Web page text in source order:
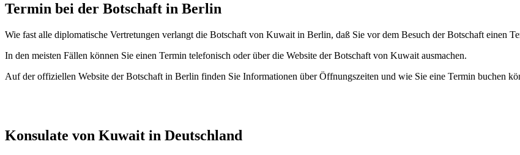
Termin bei der Botschaft in Berlin
Wie fast alle diplomatische Vertretungen verlangt die Botschaft von Kuwait in Berlin, daß Sie vor dem Besuch der Botschaft einen
In den meisten Fällen können Sie einen Termin telefonisch oder über die Website der Botschaft von Kuwait ausmachen.
Auf der offiziellen Website der Botschaft in Berlin finden Sie Informationen über Öffnungszeiten und wie Sie eine Termin buchen
Konsulate von Kuwait in Deutschland